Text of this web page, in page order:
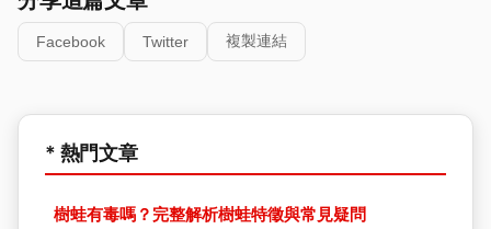
Facebook Twitter 複製連結
* 熱門文章
樹蛙有毒嗎？完整解析樹蛙特徵與常見疑問